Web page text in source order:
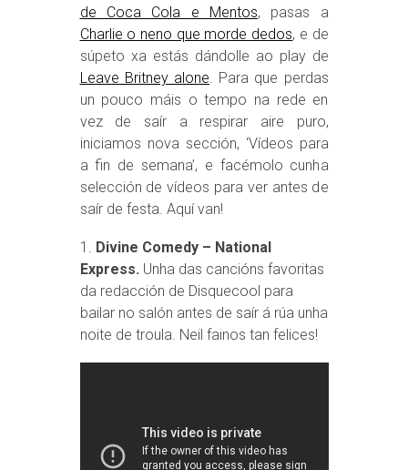
de Coca Cola e Mentos, pasas a
Charlie o neno que morde dedos, e de
súpeto xa estás dándolle ao play de
Leave Britney alone. Para que perdas
un pouco máis o tempo na rede en
vez de saír a respirar aire puro,
iniciamos nova sección, ‘Vídeos para
a fin de semana’, e facémolo cunha
selección de vídeos para ver antes de
saír de festa. Aquí van!
1. Divine Comedy – National
Express. Unha das cancións favoritas
da redacción de Disquecool para
bailar no salón antes de saír á rúa unha
noite de troula. Neil fainos tan felices!